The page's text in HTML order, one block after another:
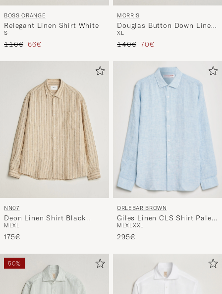
BOSS ORANGE
Relegant Linen Shirt White
S
Regulärer Preis
110€ Reduzierter Preis
66€
MORRIS
Douglas Button Down Linen
Shirt Purple
XL
Regulärer Preis
140€ Reduzierter Preis
70€
NN07
Deon Linen Shirt Black
Stripe
M LXL
175€
ORLEBAR BROWN
Giles Linen CLS Shirt Pale
Blue/White
M LXLXXL
295€
50%